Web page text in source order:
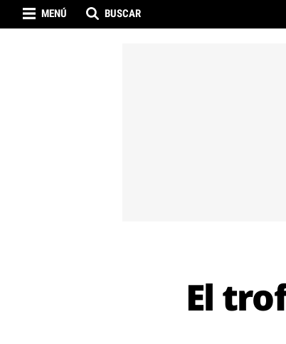
MENÚ BUSCAR
El